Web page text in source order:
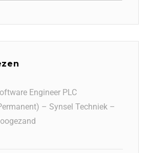
Engineer PLC
– Synsel Techniek –